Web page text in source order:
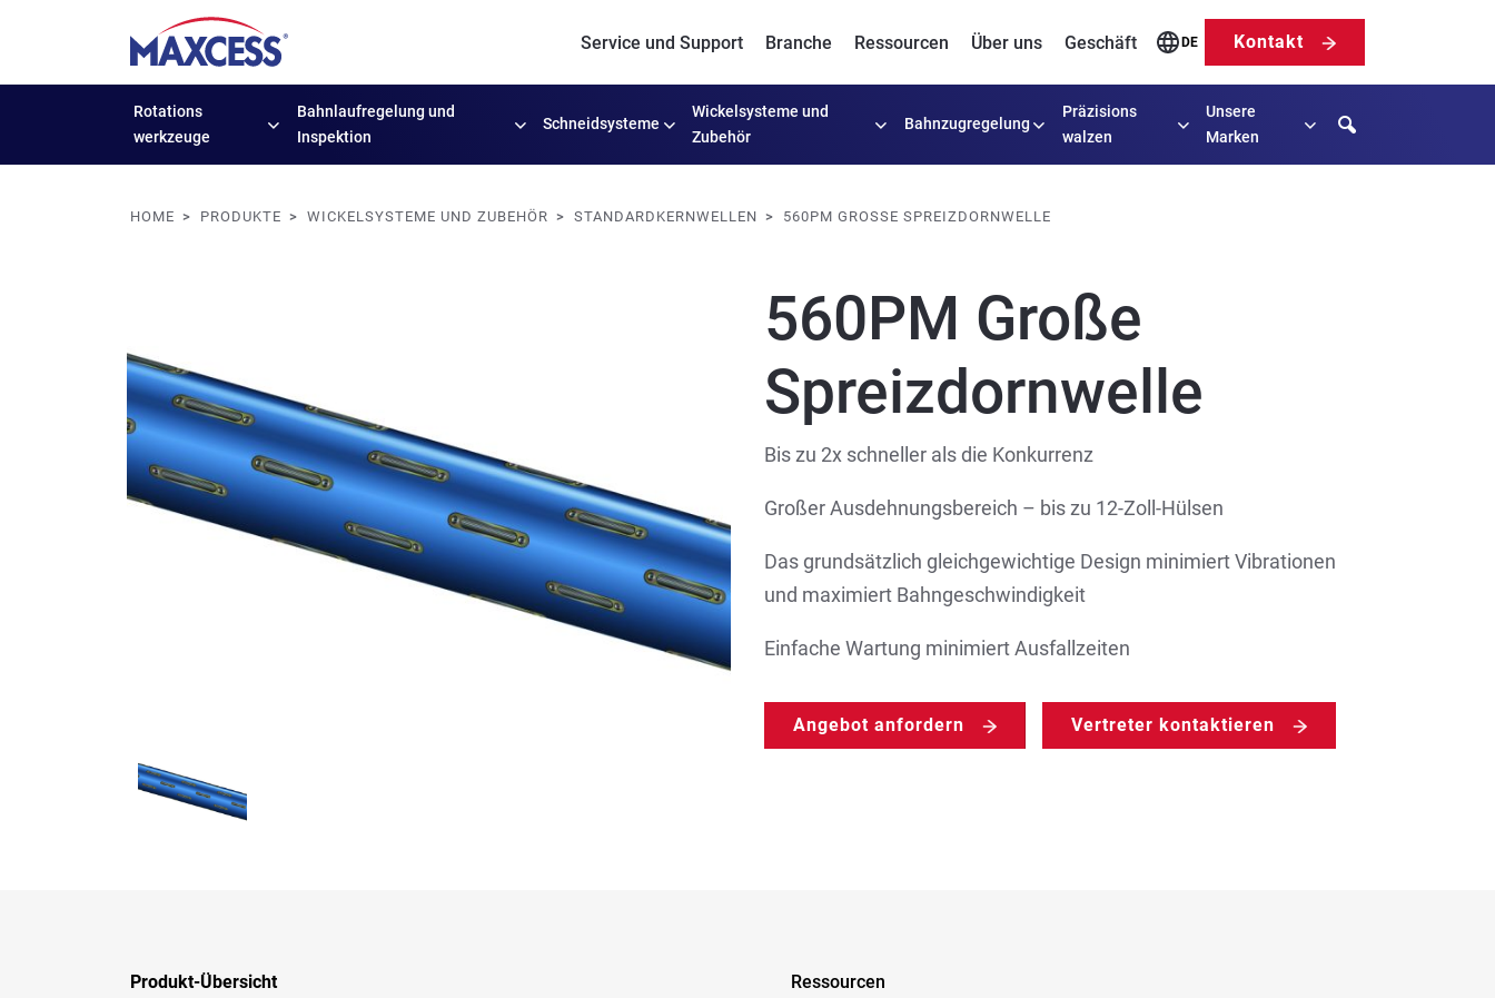
Service und Support Branche Ressourcen Über uns Geschäft DE Kontakt
Rotations
werkzeuge
Bahnlaufregelung und
Inspektion
Schneidsysteme
Wickelsysteme und
Zubehör
Bahnzugregelung
Präzisions
walzen
Unsere
Marken
Search
HOME PRODUKTE WICKELSYSTEME UND ZUBEHÖR STANDARDKERNWELLEN 560PM GROSSE SPREIZDORNWELLE
560PM Große
Spreizdornwelle
Bis zu 2x schneller als die Konkurrenz
Großer Ausdehnungsbereich – bis zu 12-Zoll-Hülsen
Das grundsätzlich gleichgewichtige Design minimiert Vibrationen
und maximiert Bahngeschwindigkeit
Einfache Wartung minimiert Ausfallzeiten
Angebot anfordern Vertreter kontaktieren
Produkt-Übersicht Ressourcen